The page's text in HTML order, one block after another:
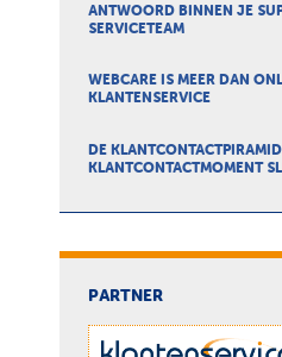
ANTWOORD BINNEN JE
SERVICETEAM
WEBCARE IS MEER DAN
KLANTENSERVICE
DE
KLANTCONTACTMOMENT
PARTNER